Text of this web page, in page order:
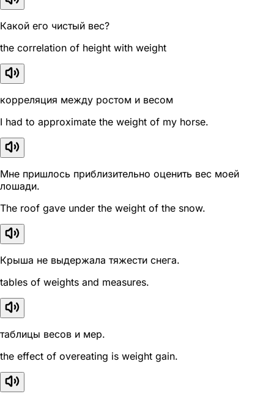
Какой его чистый вес?
the correlation of height with weight
корреляция между ростом и весом
I had to approximate the weight of my horse.
Мне пришлось приблизительно оценить вес моей
лошади.
The roof gave under the weight of the snow.
Крыша не выдержала тяжести снега.
tables of weights and measures.
таблицы весов и мер.
the effect of overeating is weight gain.